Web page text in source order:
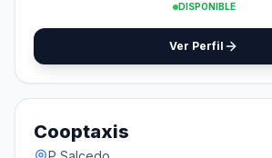
DISPONIBLE
Ver Perfil
Cooptaxis